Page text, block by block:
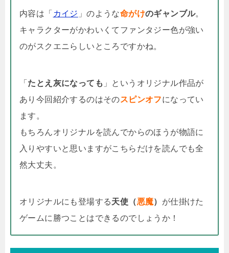
内容は「 カイジ 」のような命がけのギャンブル。
キャラクターがかわいくてファンタジー色が強い
のがスクエニらしいところですかね。
「 たとえ灰になっても 」というオリジナル作品が
あり今回紹介するのはそのスピンオフになってい
ます。
もちろんオリジナルを読んでからのほうが物語に
入りやすいと思いますがこちらだけを読んでも全
然大丈夫。
オリジナルにも登場する天使（悪魔） が仕掛けた
ゲームに勝つことはできるのでしょうか！